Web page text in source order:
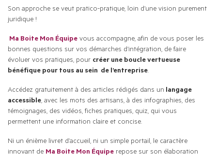
Son approche se veut pratico-pratique, loin d’une vision purement
juridique !
Ma Boite Mon Équipe vous accompagne, afin de vous poser les
bonnes questions sur vos démarches d’intégration, de faire
évoluer vos pratiques, pour créer une boucle vertueuse
bénéfique pour tous au sein  de l’entreprise
Accédez gratuitement à des articles rédigés dans un langage
accessible , avec les mots des artisans, à des infographies, des
témoignages, des vidéos, fiches pratiques, quiz, qui vous
permettent une information claire et concise.
Ni un énième livret d’accueil, ni un simple portail, le caractère
innovant de Ma Boite Mon Équipe repose sur son élaboration